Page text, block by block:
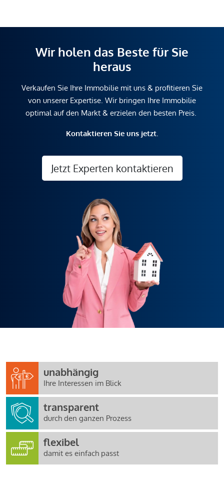
Wir holen das Beste für Sie
heraus
Verkaufen Sie Ihre Immobilie mit uns & profitieren Sie
von unserer Expertise. Wir bringen Ihre Immobilie
optimal auf den Markt & erzielen den besten Preis.
Kontaktieren Sie uns jetzt.
Jetzt Experten kontaktieren
unabhängig
Ihre Interessen im Blick
transparent
durch den ganzen Prozess
flexibel
damit es einfach passt